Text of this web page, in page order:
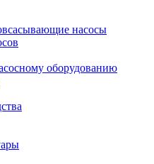
насосы
оборудованию